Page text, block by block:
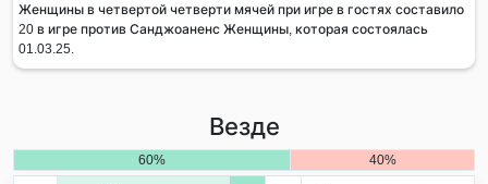
Женщины в четвертой четверти мячей при игре в гостях составило
20 в игре против Санджоаненс Женщины, которая состоялась
01.03.25.
Везде
60% 40%